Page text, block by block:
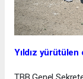
Yıldız